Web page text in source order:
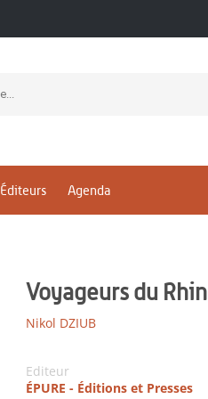
Éditeurs Agenda
Voyageurs du Rhin
Nikol DZIUB
Editeur
ÉPURE - Éditions et Presses